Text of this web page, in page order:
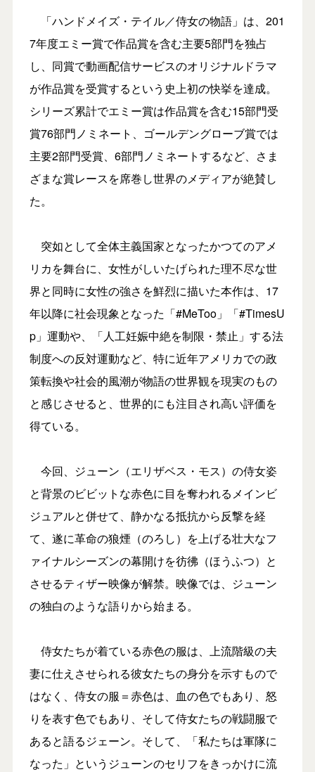
「ハンドメイズ・テイル／侍女の物語」は、201
7年度エミー賞で作品賞を含む主要5部門を独占
し、同賞で動画配信サービスのオリジナルドラマ
が作品賞を受賞するという史上初の快挙を達成。
シリーズ累計でエミー賞は作品賞を含む15部門受
賞76部門ノミネート、ゴールデングローブ賞では
主要2部門受賞、6部門ノミネートするなど、さま
ざまな賞レースを席巻し世界のメディアが絶賛し
た。
突如として全体主義国家となったかつてのアメ
リカを舞台に、女性がしいたげられた理不尽な世
界と同時に女性の強さを鮮烈に描いた本作は、17
年以降に社会現象となった「#MeToo」「#TimesU
p」運動や、「人工妊娠中絶を制限・禁止」する法
制度への反対運動など、特に近年アメリカでの政
策転換や社会的風潮が物語の世界観を現実のもの
と感じさせると、世界的にも注目され高い評価を
得ている。
今回、ジューン（エリザベス・モス）の侍女姿
と背景のビビットな赤色に目を奪われるメインビ
ジュアルと併せて、静かなる抵抗から反撃を経
て、遂に革命の狼煙（のろし）を上げる壮大なフ
ァイナルシーズンの幕開けを彷彿（ほうふつ）と
させるティザー映像が解禁。映像では、ジューン
の独白のような語りから始まる。
侍女たちが着ている赤色の服は、上流階級の夫
妻に仕えさせられる彼女たちの身分を示すもので
はなく、侍女の服＝赤色は、血の色でもあり、怒
りを表す色でもあり、そして侍女たちの戦闘服で
あると語るジェーン。そして、「私たちは軍隊に
なった」というジューンのセリフをきっかけに流